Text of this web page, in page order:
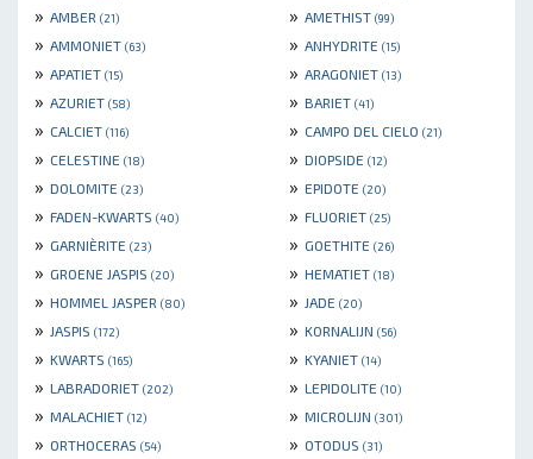
» AMBER (21) » AMETHIST (99)
» AMMONIET (63) » ANHYDRITE (15)
» APATIET (15) » ARAGONIET (13)
» AZURIET (58) » BARIET (41)
» CALCIET (116) » CAMPO DEL CIELO (21)
» CELESTINE (18) » DIOPSIDE (12)
» DOLOMITE (23) » EPIDOTE (20)
» FADEN-KWARTS (40) » FLUORIET (25)
» GARNIÈRITE (23) » GOETHITE (26)
» GROENE JASPIS (20) » HEMATIET (18)
» HOMMEL JASPER (80) » JADE (20)
» JASPIS (172) » KORNALIJN (56)
» KWARTS (165) » KYANIET (14)
» LABRADORIET (202) » LEPIDOLITE (10)
» MALACHIET (12) » MICROLIJN (301)
» ORTHOCERAS (54) » OTODUS (31)